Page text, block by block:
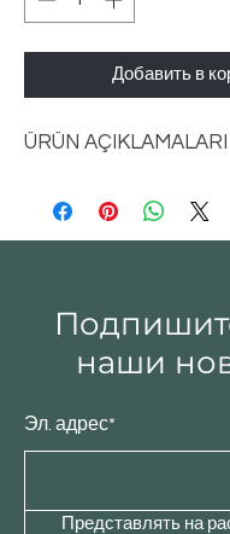
Добавить в
ÜRÜN AÇIKLAMALARI
наши
Эл. адрес*
Представлять на